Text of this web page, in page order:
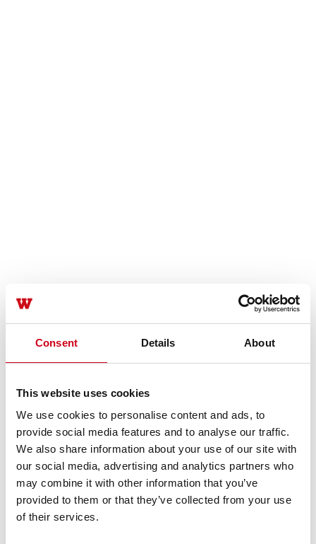
Consent Details About
This website uses cookies
We use cookies to personalise content and ads, to
provide social media features and to analyse our traffic.
We also share information about your use of our site with
our social media, advertising and analytics partners who
may combine it with other information that you’ve
provided to them or that they’ve collected from your use
of their services.